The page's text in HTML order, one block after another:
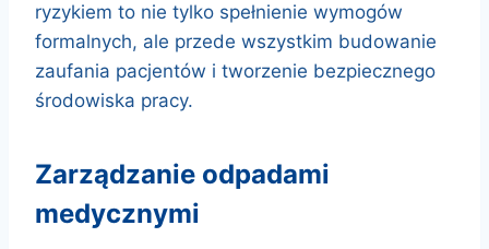
ryzykiem to nie tylko spełnienie wymogów
formalnych, ale przede wszystkim budowanie
zaufania pacjentów i tworzenie bezpiecznego
środowiska pracy.
zarządzanie odpadami
medycznymi